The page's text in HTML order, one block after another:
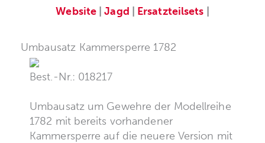
Website |Jagd Ersatzteilsets
Umbausatz Kammersperre 1782
Best.-Nr.: 018217
Umbausatz um Gewehre der Modellreihe
1782 mit bereits vorhandener
Kammersperre auf die neuere Version mit